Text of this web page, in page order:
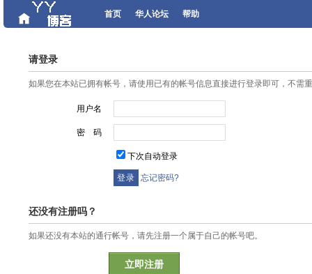
首页 华人论坛 帮助
请登录
如果您在本站已拥有帐号，请使用已有的帐号信息直接进行登录即可，不需
用户名
密 码
下次自动登录
忘记密码?
还没有注册吗？
如果还没有本站的通行帐号，请先注册一个属于自己的帐号吧。
立即注册